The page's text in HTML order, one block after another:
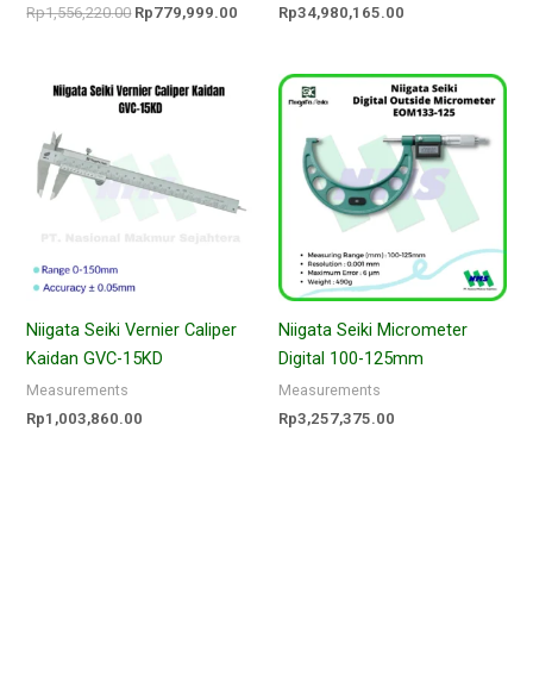
Rp1,556,220.00 Rp779,999.00
Rp34,980,165.00
Niigata Seiki Vernier Caliper
Kaidan GVC-15KD
Measurements
Rp1,003,860.00
Niigata Seiki Micrometer
Digital 100-125mm
Measurements
Rp3,257,375.00